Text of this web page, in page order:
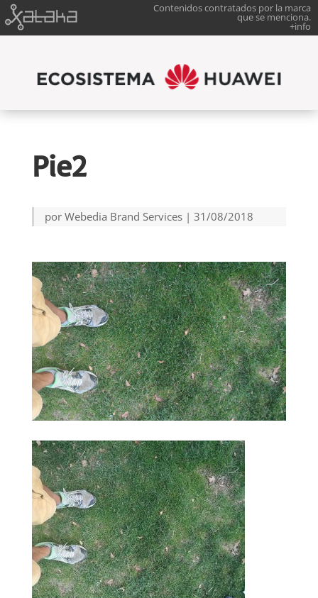
Contenidos contratados por la marca
que se menciona.
+info
Pie2
por Webedia Brand Services| 31/08/2018